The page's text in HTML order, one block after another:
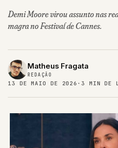
Demi Moore virou assunto nas
magra no Festival de Cannes.
Matheus Fragata
REDAÇÃO
13 DE MAIO DE 2026 ·3 MIN DE